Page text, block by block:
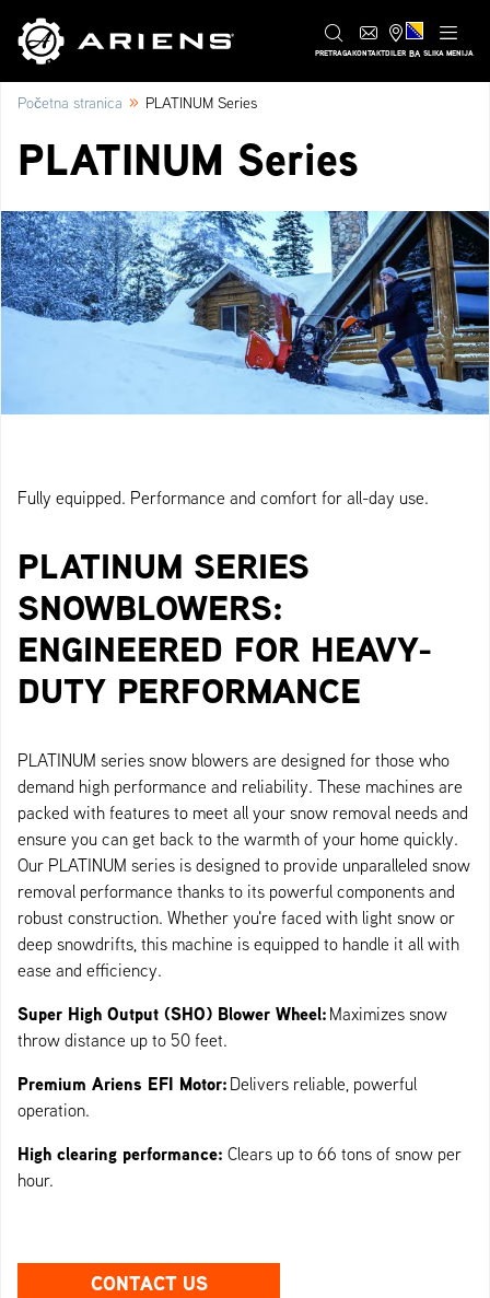
PRETRAGAKONTAKTDILER BA SLIKA MENIJA
Početna stranica » PLATINUM Series
PLATINUM Series
Fully equipped. Performance and comfort for all-day use.
PLATINUM SERIES
SNOWBLOWERS:
ENGINEERED FOR HEAVY-
DUTY PERFORMANCE
PLATINUM series snow blowers are designed for those who
demand high performance and reliability. These machines are
packed with features to meet all your snow removal needs and
ensure you can get back to the warmth of your home quickly.
Our PLATINUM series is designed to provide unparalleled snow
removal performance thanks to its powerful components and
robust construction. Whether you're faced with light snow or
deep snowdrifts, this machine is equipped to handle it all with
ease and efficiency.
Super High Output (SHO) Blower Wheel: Maximizes snow
throw distance up to 50 feet.
Premium Ariens EFI Motor: Delivers reliable, powerful
operation.
High clearing performance: Clears up to 66 tons of snow per
hour.
CONTACT US